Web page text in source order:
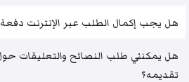
هل يجب إكمال الطلب عبر الإنترنت
هل يمكنني طلب النصائح والتعليقات
تقديمه؟